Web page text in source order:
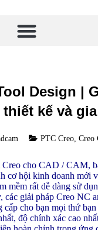
Design |
kế và
PTC Creo, Creo
Creo cho CAD / CAM,
cơ hội kinh doanh mới
mềm rất dễ dàng sử
các giải pháp Creo NC
cấp cho bạn mọi thứ
độ chính xác cao